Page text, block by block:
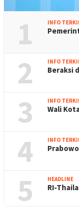
1 INFO
2 INFO
Beraksi
3 INFO
Wali
4 INFO
5 HEADLINE
RI-